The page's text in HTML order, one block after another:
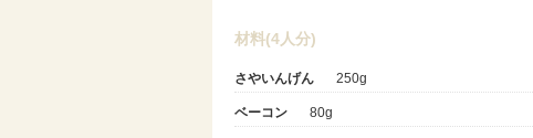
材料(4人分)
さやいんげん 250g
ベーコン 80g